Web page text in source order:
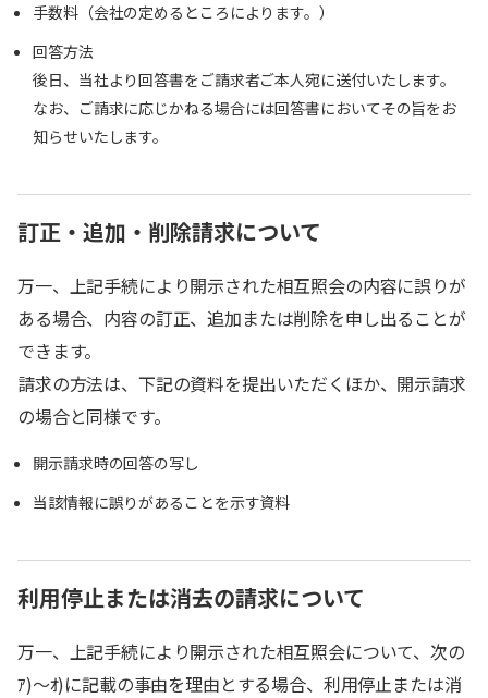
手数料（会社の定めるところによります。）
回答方法
後日、当社より回答書をご請求者ご本人宛に送付いたします。
なお、ご請求に応じかねる場合には回答書においてその旨をお
知らせいたします。
訂正・追加・削除請求について
万一、上記手続により開示された相互照会の内容に誤りが
ある場合、内容の訂正、追加または削除を申し出ることが
できます。
請求の方法は、下記の資料を提出いただくほか、開示請求
の場合と同様です。
開示請求時の回答の写し
当該情報に誤りがあることを示す資料
利用停止または消去の請求について
万一、上記手続により開示された相互照会について、次の
ｱ)～ｵ)に記載の事由を理由とする場合、利用停止または消